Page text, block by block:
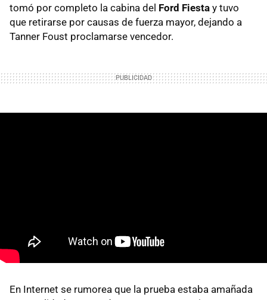
tomó por completo la cabina del Ford Fiesta y tuvo
que retirarse por causas de fuerza mayor, dejando a
Tanner Foust proclamarse vencedor.
En Internet se rumorea que la prueba estaba amañada